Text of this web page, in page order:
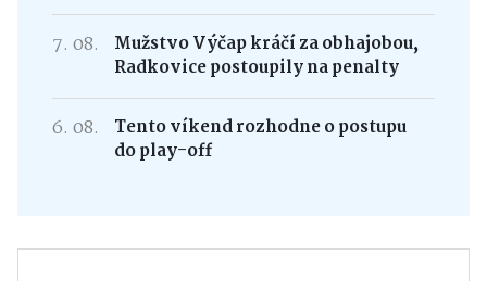
7. 08.
Mužstvo Výčap kráčí za obhajobou,
Radkovice postoupily na penalty
6. 08.
Tento víkend rozhodne o postupu
do play-off